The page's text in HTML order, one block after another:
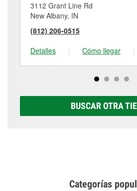
3112 Grant Line Rd
New Albany, IN
(812) 206-0515
Detalles
| Cómo llegar |
BUSCAR OTRA
Categorías